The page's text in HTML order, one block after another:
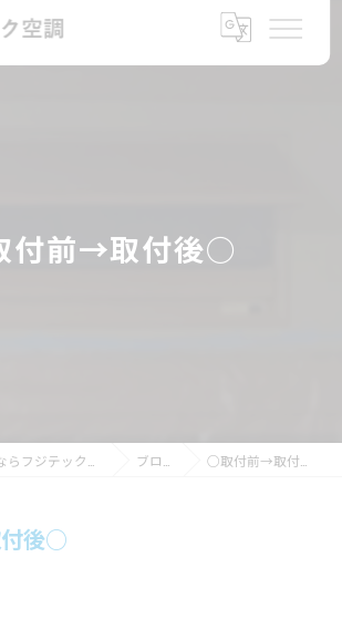
前→取付後○
ブログ ○取付前→取付後○
後○